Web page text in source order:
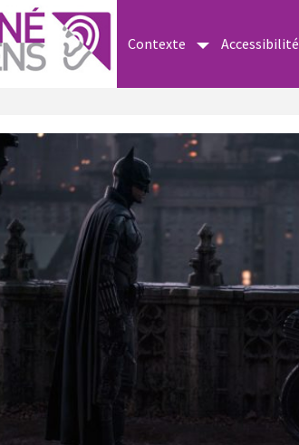
Contexte Accessibilité